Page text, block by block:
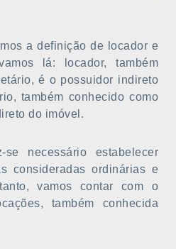
a definição de locador e
lá: locador, também
é o possuidor indireto
também conhecido como
do imóvel.
necessário estabelecer
consideradas ordinárias e
vamos contar com o
também conhecida